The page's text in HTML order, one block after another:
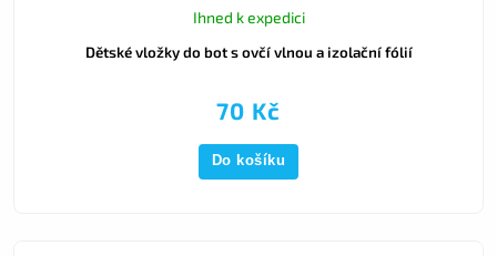
Dětské vložky do bot s ovčí vlnou a izolační fólií
Ihned k expedici
70 Kč
Do košíku